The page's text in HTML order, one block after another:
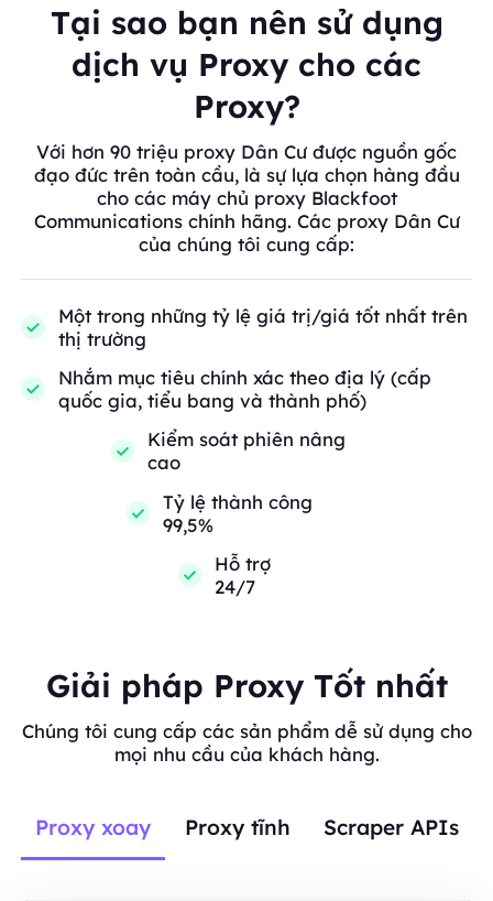
Tại sao bạn nên sử dụng
dịch vụ Proxy cho các
Proxy?
Với hơn 90 triệu proxy Dân Cư được nguồn gốc
đạo đức trên toàn cầu, là sự lựa chọn hàng đầu
cho các máy chủ proxy Blackfoot
Communications chính hãng. Các proxy Dân Cư
của chúng tôi cung cấp:
Một trong những tỷ lệ giá trị/giá tốt nhất trên
thị trường
Nhắm mục tiêu chính xác theo địa lý (cấp
quốc gia, tiểu bang và thành phố)
Kiểm soát phiên nâng
cao
Tỷ lệ thành công
99,5%
Hỗ trợ
24/7
Giải pháp Proxy Tốt nhất
Chúng tôi cung cấp các sản phẩm dễ sử dụng cho
mọi nhu cầu của khách hàng.
Proxy xoay Proxy tĩnh Scraper APIs